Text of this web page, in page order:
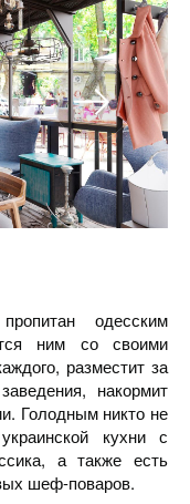
одесским
ним со своими
разместит за
накормит
Голодным никто не
кухни с
а также есть
шеф-поваров.